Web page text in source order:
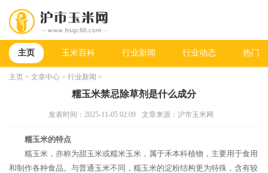
主页 玉米百科 行业新闻 行业动态 热门
主页 > 文章中心 > 行业新闻 >
糯玉米禁忌除草剂是什么成分
发表时间：2025-11-05 02:09 文章来源：沪市玉米网
糯玉米的特点
糯玉米，亦称为甜玉米或糯米玉米，属于禾本科植物，主要用于食用
和制作各种食品。与普通玉米不同，糯玉米的淀粉结构更为特殊，含有较